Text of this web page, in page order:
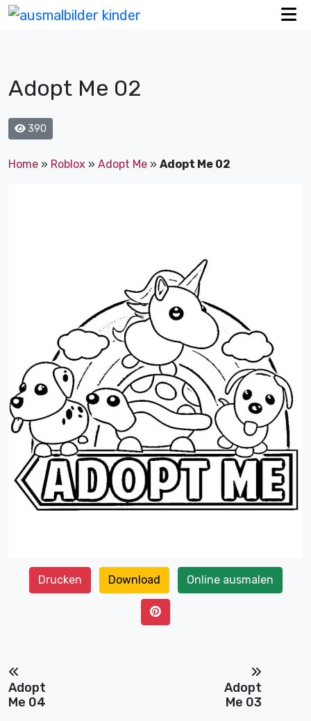
Adopt Me 02
390
Home » Roblox » Adopt Me » Adopt Me 02
Drucken Download Online ausmalen
Adopt
Me 04
Adopt
Me 03